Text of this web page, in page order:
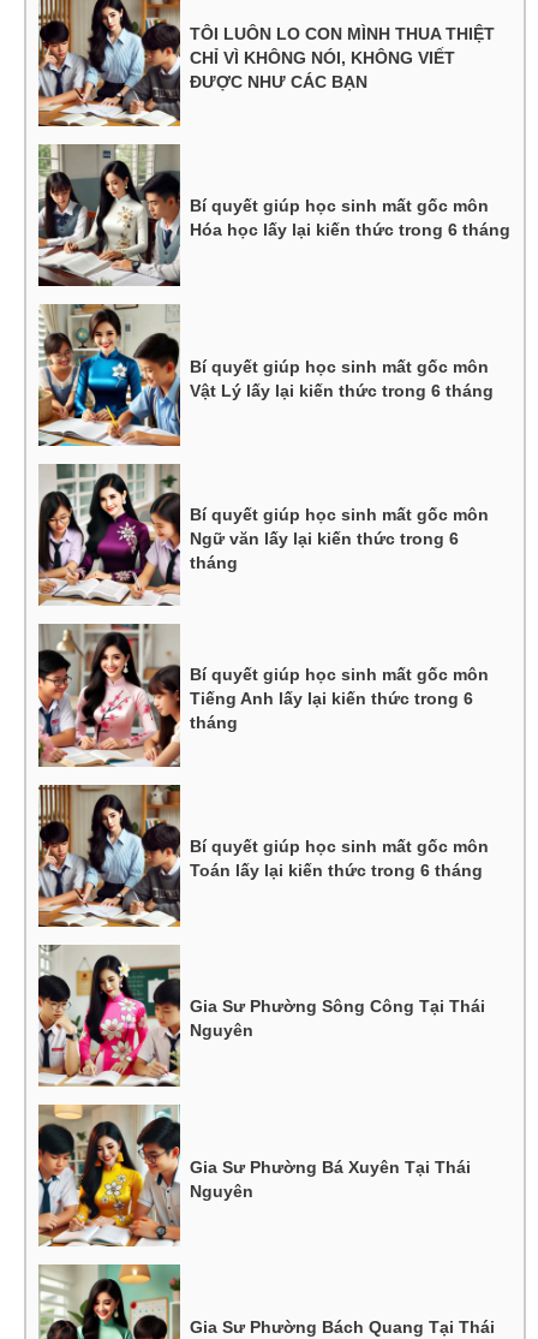
TÔI LUÔN LO CON MÌNH THUA THIỆT
CHỈ VÌ KHÔNG NÓI, KHÔNG VIẾT
ĐƯỢC NHƯ CÁC BẠN
Bí quyết giúp học sinh mất gốc môn
Hóa học lấy lại kiến thức trong 6 tháng
Bí quyết giúp học sinh mất gốc môn
Vật Lý lấy lại kiến thức trong 6 tháng
Bí quyết giúp học sinh mất gốc môn
Ngữ văn lấy lại kiến thức trong 6
tháng
Bí quyết giúp học sinh mất gốc môn
Tiếng Anh lấy lại kiến thức trong 6
tháng
Bí quyết giúp học sinh mất gốc môn
Toán lấy lại kiến thức trong 6 tháng
Gia Sư Phường Sông Công Tại Thái
Nguyên
Gia Sư Phường Bá Xuyên Tại Thái
Nguyên
Gia Sư Phường Bách Quang Tại Thái